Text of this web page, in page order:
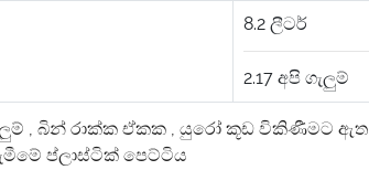
8.2 ලීටර්
2.17 අපි ගැලුම්
, බින් රාක්ක ඒකක , යුරෝ කූඩ විකිණීමට ඇත
ප්ලාස්ටික් පෙට්ටිය